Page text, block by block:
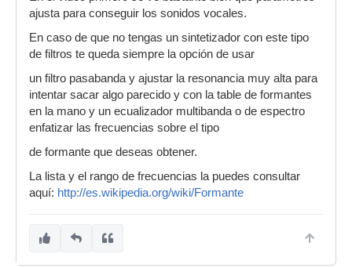
ajusta para conseguir los sonidos vocales.
En caso de que no tengas un sintetizador con este tipo
de filtros te queda siempre la opción de usar
un filtro pasabanda y ajustar la resonancia muy alta para
intentar sacar algo parecido y con la table de formantes
en la mano y un ecualizador multibanda o de espectro
enfatizar las frecuencias sobre el tipo
de formante que deseas obtener.
La lista y el rango de frecuencias la puedes consultar
aquí: http://es.wikipedia.org/wiki/Formante